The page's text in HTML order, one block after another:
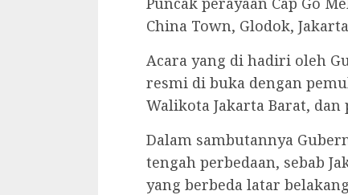
China Town, Glodok,
Acara yang di hadiri oleh
resmi di buka dengan
Walikota Jakarta Barat,
Dalam sambutannya
tengah perbedaan, sebab
yang berbeda latar